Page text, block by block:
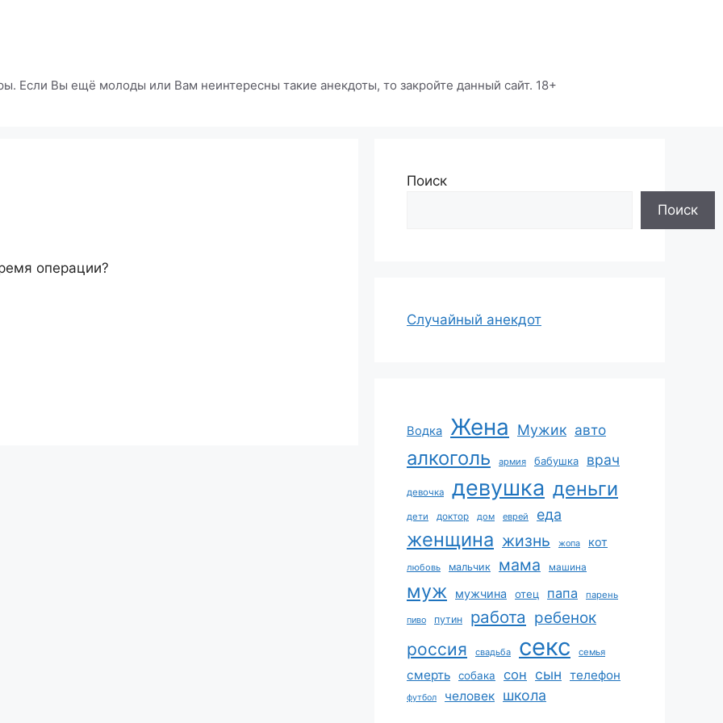
Если Вы ещё молоды или Вам неинтересны такие анекдоты, то закройте данный сайт. 18+
операции?
Поиск
Поиск
Случайный анекдот
Водка Жена Мужик авто
алкоголь армия бабушка врач
девочка девушка деньги
дети доктор дом еврей еда
женщина жизнь жопа кот
любовь мальчик мама машина
муж мужчина отец папа парень
пиво путин работа ребенок
россия свадьба секс семья
смерть собака сон сын телефон
футбол человек школа